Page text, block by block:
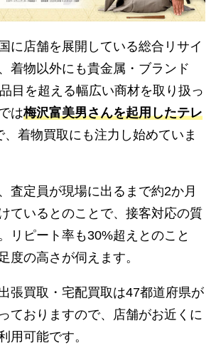
に店舗を展開している総合リサイ
着物以外にも貴金属・ブランド
目を超える幅広い商材を取り扱っ
は梅沢富美男さんを起用したテレ
、着物買取にも注力し始めていま
査定員が現場に出るまで約2か月
ているとのことで、接客対応の質
リピート率も30%超えとのこと
度の高さが伺えます。
張買取・宅配買取は47都道府県が
ておりますので、店舗がお近くに
用可能です。